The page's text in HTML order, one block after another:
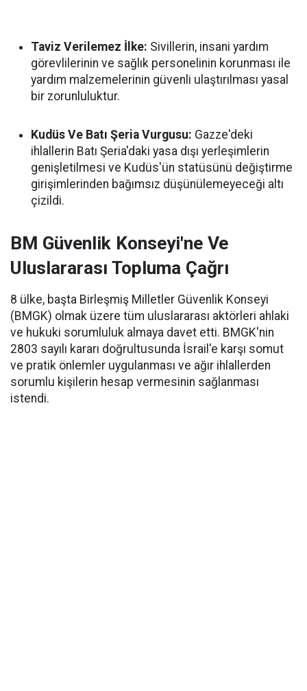
Taviz Verilemez İlke: Sivillerin, insani yardım
görevlilerinin ve sağlık personelinin korunması ile
yardım malzemelerinin güvenli ulaştırılması yasal
bir zorunluluktur.
Kudüs Ve Batı Şeria Vurgusu: Gazze'deki
ihlallerin Batı Şeria'daki yasa dışı yerleşimlerin
genişletilmesi ve Kudüs'ün statüsünü değiştirme
girişimlerinden bağımsız düşünülemeyeceği altı
çizildi.
BM Güvenlik Konseyi'ne Ve
Uluslararası Topluma Çağrı
8 ülke, başta Birleşmiş Milletler Güvenlik Konseyi
(BMGK) olmak üzere tüm uluslararası aktörleri ahlaki
ve hukuki sorumluluk almaya davet etti. BMGK'nin
2803 sayılı kararı doğrultusunda İsrail'e karşı somut
ve pratik önlemler uygulanması ve ağır ihlallerden
sorumlu kişilerin hesap vermesinin sağlanması
istendi.